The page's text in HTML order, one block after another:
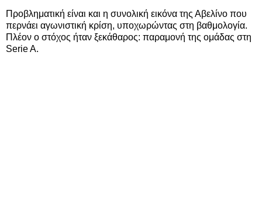
Προβληματική είναι και η συνολική εικόνα της Αβελίνο που
περνάει αγωνιστική κρίση, υποχωρώντας στη βαθμολογία.
Πλέον ο στόχος ήταν ξεκάθαρος: παραμονή της ομάδας στη
Serie A.